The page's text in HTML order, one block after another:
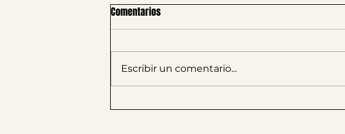
Comentarios
Escribir un comentario...